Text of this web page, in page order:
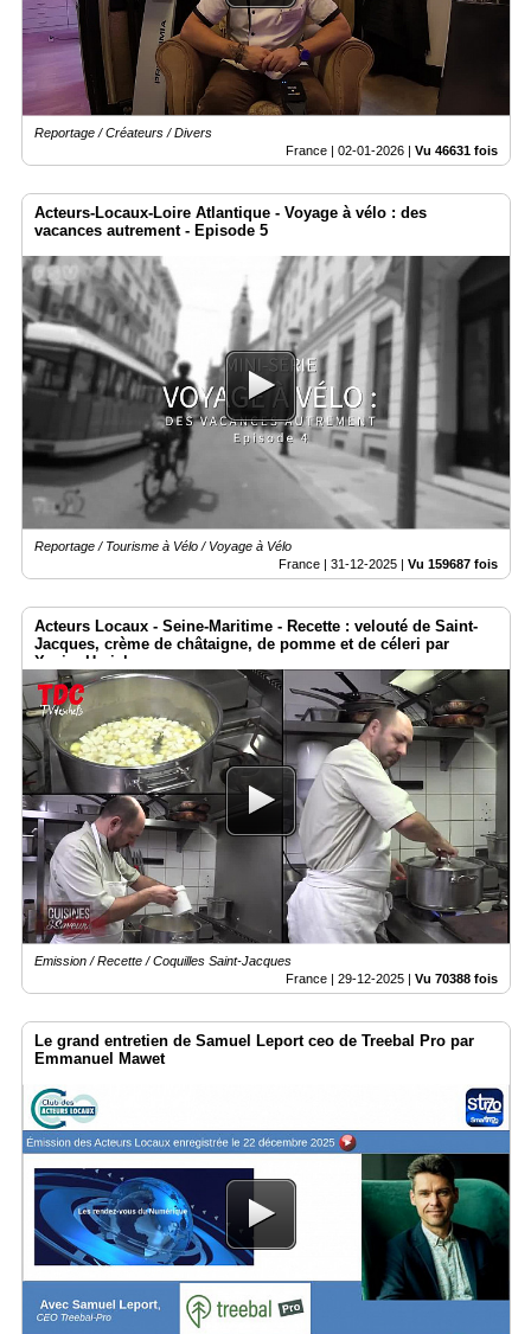
Reportage / Créateurs / Divers
France | 02-01-2026 | Vu 46631 fois
Acteurs-Locaux-Loire Atlantique - Voyage à vélo : des
vacances autrement - Episode 5
Reportage / Tourisme à Vélo / Voyage à Vélo
France | 31-12-2025 Vu 159687 fois
Acteurs Locaux - Seine-Maritime - Recette : velouté de Saint-
Jacques, crème de châtaigne, de pomme et de céleri par
Xavier Herichez
Emission / Recette / Coquilles Saint-Jacques
France | 29-12-2025 | Vu 70388 fois
Le grand entretien de Samuel Leport ceo de Treebal Pro par
Emmanuel Mawet